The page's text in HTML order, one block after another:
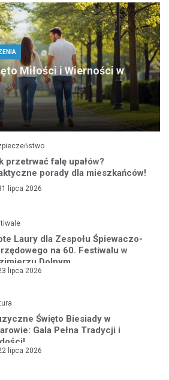
Miłości i Wierności w
przetrwać falę upałów?
porady dla mieszkańców!
lipca 2026
Laury dla Zespołu Śpiewaczo-
na 60. Festiwalu w
Dolnym
lipca 2026
Święto Biesiady w
Gala Pełna Tradycji i
lipca 2026